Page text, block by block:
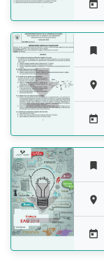








